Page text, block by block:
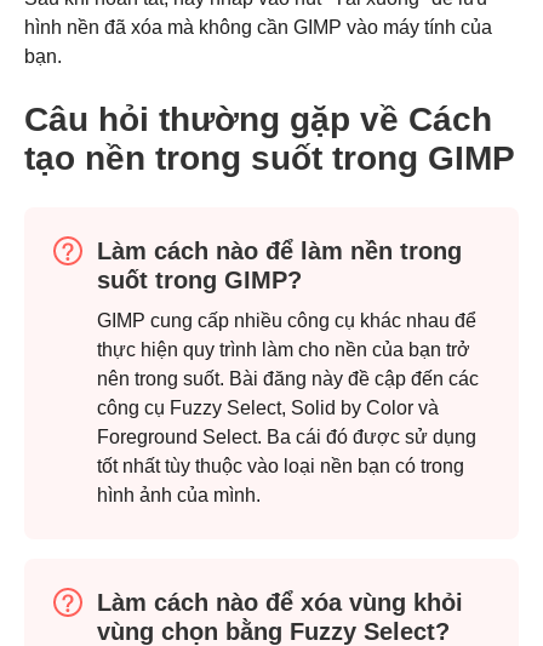
Bước 2.
hình nền đã xóa mà không cần GIMP vào máy tính của
bạn.
Câu hỏi thường gặp về Cách
tạo nền trong suốt trong GIMP
Làm cách nào để làm nền trong
suốt trong GIMP?
GIMP cung cấp nhiều công cụ khác nhau để
thực hiện quy trình làm cho nền của bạn trở
nên trong suốt. Bài đăng này đề cập đến các
công cụ Fuzzy Select, Solid by Color và
Foreground Select. Ba cái đó được sử dụng
tốt nhất tùy thuộc vào loại nền bạn có trong
hình ảnh của mình.
Làm cách nào để xóa vùng khỏi
vùng chọn bằng Fuzzy Select?